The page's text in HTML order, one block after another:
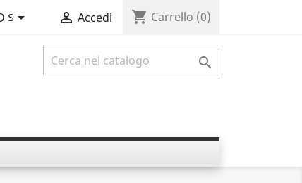
$  Accedi shopping_cart Carrello (0)
